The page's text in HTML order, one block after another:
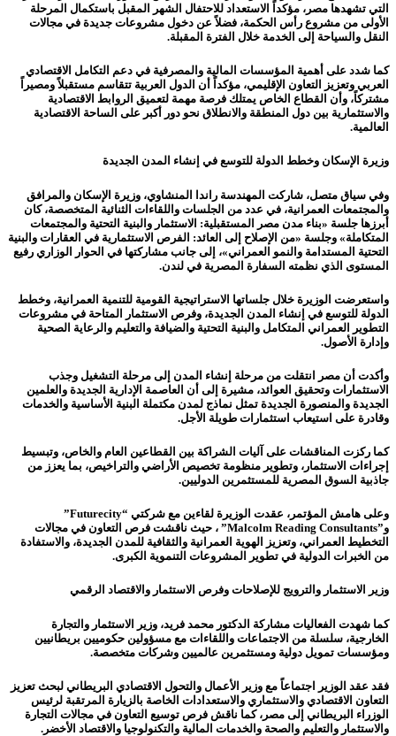
التي تشهدها مصر، مؤكداً الاستعداد للاحتفال الشهر المقبل باستكمال المرحلة
الأولى من مشروع رأس الحكمة، فضلاً عن دخول مشروعات جديدة في مجالات
النقل والسياحة إلى الخدمة خلال الفترة المقبلة.
كما شدد على أهمية المؤسسات المالية والمصرفية في دعم التكامل الاقتصادي
العربي وتعزيز التعاون الإقليمي، مؤكداً أن الدول العربية تتقاسم مستقبلاً ومصيراً
مشتركاً، وأن القطاع الخاص يمتلك فرصة مهمة لتعميق الروابط الاقتصادية
والاستثمارية بين دول المنطقة والانطلاق نحو دور أكبر على الساحة الاقتصادية
العالمية.
وزيرة الإسكان وخطط الدولة للتوسع في إنشاء المدن الجديدة
وفي سياق متصل، شاركت المهندسة راندا المنشاوي، وزيرة الإسكان والمرافق
والمجتمعات العمرانية، في عدد من الجلسات واللقاءات الثنائية المتخصصة، كان
أبرزها جلسة «بناء مدن مصر المستقبلية: الاستثمار والبنية التحتية والمجتمعات
المتكاملة» وجلسة «من الإصلاح إلى العائد: الفرص الاستثمارية في العقارات والبنية
التحتية المستدامة والنمو العمراني»، إلى جانب مشاركتها في الحوار الوزاري رفيع
المستوى الذي نظمته السفارة المصرية في لندن.
واستعرضت الوزيرة خلال جلساتها الاستراتيجية القومية للتنمية العمرانية، وخطط
الدولة للتوسع في إنشاء المدن الجديدة، وفرص الاستثمار المتاحة في مشروعات
التطوير العمراني المتكامل والبنية التحتية والضيافة والتعليم والرعاية الصحية
وإدارة الأصول.
وأكدت أن مصر انتقلت من مرحلة إنشاء المدن إلى مرحلة التشغيل وجذب
الاستثمارات وتحقيق العوائد، مشيرة إلى أن العاصمة الإدارية الجديدة والعلمين
الجديدة والمنصورة الجديدة تمثل نماذج لمدن مكتملة البنية الأساسية والخدمات
وقادرة على استيعاب استثمارات طويلة الأجل.
كما ركزت المناقشات على آليات الشراكة بين القطاعين العام والخاص، وتبسيط
إجراءات الاستثمار، وتطوير منظومة تخصيص الأراضي والتراخيص، بما يعزز من
جاذبية السوق المصرية للمستثمرين الدوليين.
وعلى هامش المؤتمر، عقدت الوزيرة لقاءين مع شركتي “Futurecity”
و”Malcolm Reading Consultants” ، حيث ناقشت فرص التعاون في مجالات
التخطيط العمراني، وتعزيز الهوية العمرانية والثقافية للمدن الجديدة، والاستفادة
من الخبرات الدولية في تطوير المشروعات التنموية الكبرى.
وزير الاستثمار والترويج للإصلاحات وفرص الاستثمار والاقتصاد الرقمي
كما شهدت الفعاليات مشاركة الدكتور محمد فريد، وزير الاستثمار والتجارة
الخارجية، سلسلة من الاجتماعات واللقاءات مع مسؤولين حكوميين بريطانيين
ومؤسسات تمويل دولية ومستثمرين عالميين وشركات متخصصة.
فقد عقد الوزير اجتماعاً مع وزير الأعمال والتحول الاقتصادي البريطاني لبحث تعزيز
التعاون الاقتصادي والاستثماري والاستعدادات الخاصة بالزيارة المرتقبة لرئيس
الوزراء البريطاني إلى مصر، كما ناقش فرص توسيع التعاون في مجالات التجارة
والاستثمار والتعليم والصحة والخدمات المالية والتكنولوجيا والاقتصاد الأخضر.